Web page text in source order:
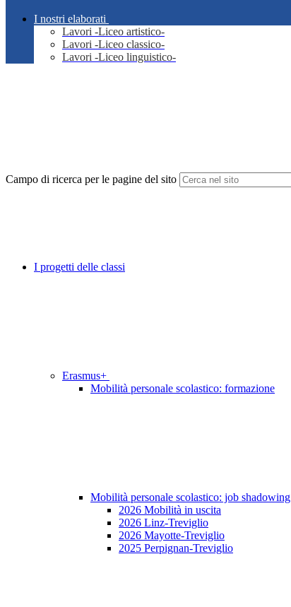
I nostri elaborati
Lavori -Liceo artistico-
Lavori -Liceo classico-
Lavori -Liceo linguistico-
Campo di ricerca per le pagine del sito
I progetti delle classi
Erasmus+
Mobilità personale scolastico: formazione
Mobilità personale scolastico: job shadowing
2026 Mobilità in uscita
2026 Linz-Treviglio
2026 Mayotte-Treviglio
2025 Perpignan-Treviglio